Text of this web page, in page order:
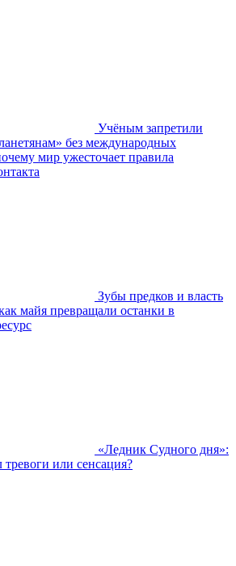
Учёным запретили
без международных
мир ужесточает правила
Зубы предков и власть
майя превращали останки в
«Ледник Судного дня»:
или сенсация?